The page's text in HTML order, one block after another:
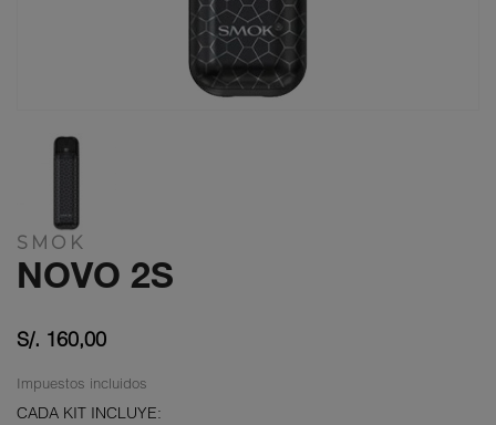
SMOK
NOVO 2S
S/. 160,00
Impuestos incluidos
CADA KIT INCLUYE: